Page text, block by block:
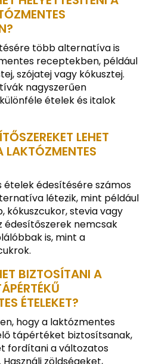
több alternatíva is
receptekben, például
szójatej vagy kókusztej.
nagyszerűen
ételek és italok
LEHET
LAKTÓZMENTES
ételek édesítésére számos
létezik, mint például
kókuszcukor, stevia vagy
édesítőszerek nemcsak
is, mint a
BIZTOSÍTANI A
ÉTELEKET?
hogy a laktózmentes
tápértéket biztosítsanak,
fordítani a változatos